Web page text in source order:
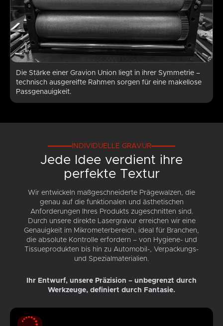
Die Stärke einer Gravion Union liegt in ihrer Symmetrie –
technisch ausgereifte Rahmen sorgen für eine makellose
Passgenauigkeit.
INDIVIDUELLE GRAVUR
Jede Idee verdient ihre
perfekte Textur
Wir entwickeln maßgeschneiderte Prägewalzen, die
genau auf die funktionalen und ästhetischen
Anforderungen Ihres Produkts zugeschnitten sind.
Durch unsere direkte Lasergravur erreichen wir eine
Genauigkeit im Mikrometerbereich, ideal für Branchen,
die absolute Kontrolle erfordern – von Hygiene- und
Tissueprodukten bis hin zu Automobil-, Verpackungs-
und Spezialmaterialien.
Ihr Entwurf, unsere Präzision – unbegrenzt durch
Werkzeuge, definiert durch Fantasie.